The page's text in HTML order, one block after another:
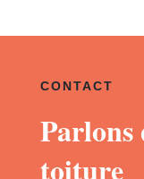
CONTACT
toiture